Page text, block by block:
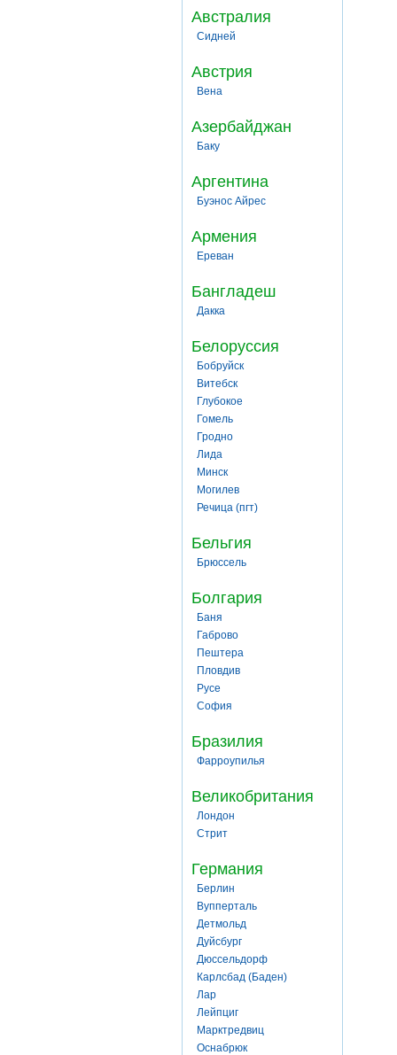
Австралия
Сидней
Австрия
Вена
Азербайджан
Баку
Аргентина
Буэнос Айрес
Армения
Ереван
Бангладеш
Дакка
Белоруссия
Бобруйск
Витебск
Глубокое
Гомель
Гродно
Лида
Минск
Могилев
Речица (пгт)
Бельгия
Брюссель
Болгария
Баня
Габрово
Пештера
Пловдив
Русе
София
Бразилия
Фарроупилья
Великобритания
Лондон
Стрит
Германия
Берлин
Вупперталь
Детмольд
Дуйсбург
Дюссельдорф
Карлсбад (Баден)
Лар
Лейпциг
Марктредвиц
Оснабрюк